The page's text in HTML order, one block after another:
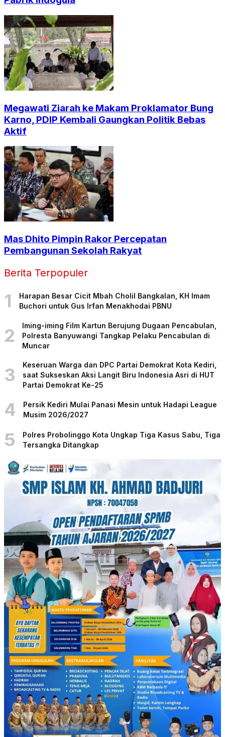
Megawati Ziarah ke Makam Proklamator Bung
Karno, PDIP Kembali Gaungkan Politik Bebas
Aktif
Mas Dhito Pimpin Rakor Percepatan
Pembangunan Sekolah Rakyat
Berita Terpopuler
1
Harapan Besar Cicit Mbah Cholil Bangkalan, KH Imam
Buchori untuk Gus Irfan Menakhodai PBNU
2
Iming-iming Film Kartun Berujung Dugaan Pencabulan,
Polresta Banyuwangi Tangkap Pelaku Pencabulan di
Muncar
3
Keseruan Warga dan DPC Partai Demokrat Kota Kediri,
saat Sukseskan Aksi Langit Biru Indonesia Asri di HUT
Partai Demokrat Ke-25
4
Persik Kediri Mulai Panasi Mesin untuk Hadapi League
Musim 2026/2027
5
Polres Probolinggo Kota Ungkap Tiga Kasus Sabu, Tiga
Tersangka Ditangkap